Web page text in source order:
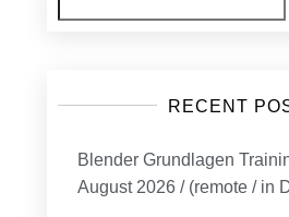
for:
RECENT
Blender Grundlagen
August 2026 / (remote / in